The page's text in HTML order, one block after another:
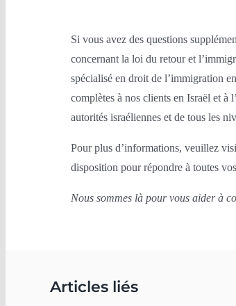
Si vous avez des questions
concernant la loi du retour et
spécialisé en droit de l’immigration
complètes à nos clients en Israël et à
autorités israéliennes et de tous les
Pour plus d’informations, veuillez
disposition pour répondre à toutes
Nous sommes là pour vous aider à
Articles liés